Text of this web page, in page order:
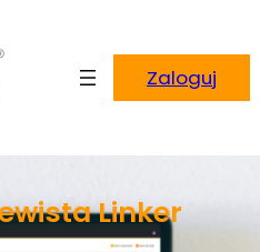
Zaloguj
Linker